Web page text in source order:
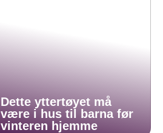
Dette yttertøyet må
være i hus til barna før
vinteren hjemme